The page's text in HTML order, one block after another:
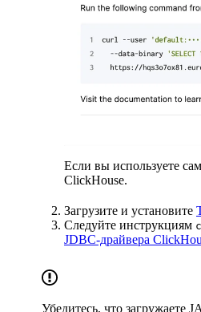
Если вы используете
ClickHouse.
Загрузите и установите
Следуйте инструкциям
JDBC-драйвера
Убедитесь, что загружаете